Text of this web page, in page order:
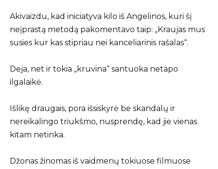
Akivaizdu, kad iniciatyva kilo iš Angelinos, kuri šį
neįprastą metodą pakomentavo taip: „Kraujas mus
susies kur kas stipriau nei kanceliarinis rašalas“.
Deja, net ir tokia „kruvina“ santuoka netapo
ilgalaikė.
Išlikę draugais, pora išsiskyrė be skandalų ir
nereikalingo triukšmo, nusprendę, kad jie vienas
kitam netinka.
Džonas žinomas iš vaidmenų tokiuose filmuose